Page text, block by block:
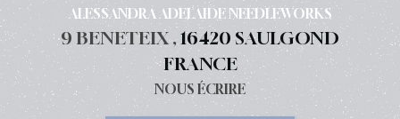
ALESSANDRA ADELAIDE NEEDLEWORKS
9 BENETEIX ,16420 SAULGOND
FRANCE
NOUS ÉCRIRE